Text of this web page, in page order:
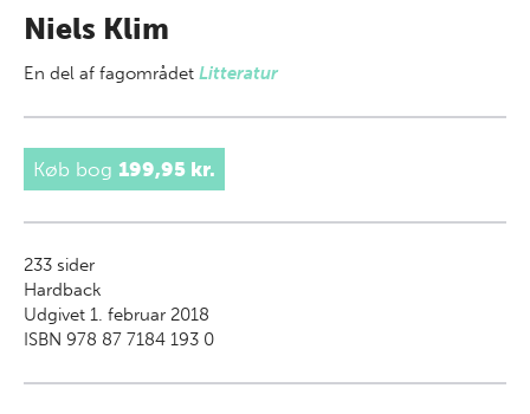
Niels Klim
En del af fagområdet Litteratur
Køb bog 199,95 kr.
233 sider
Hardback
Udgivet 1. februar 2018
ISBN 978 87 7184 193 0